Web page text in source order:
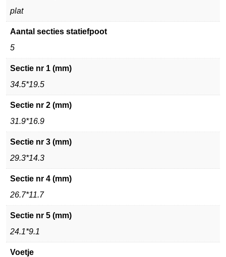
plat
Aantal secties statiefpoot
5
Sectie nr 1 (mm)
34.5*19.5
Sectie nr 2 (mm)
31.9*16.9
Sectie nr 3 (mm)
29.3*14.3
Sectie nr 4 (mm)
26.7*11.7
Sectie nr 5 (mm)
24.1*9.1
Voetje